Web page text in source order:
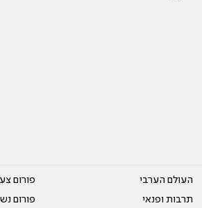
העולם הערבי
תרבות ופנאי
פורום
פורום